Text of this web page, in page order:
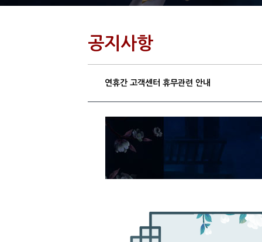
공지사항
연휴간 고객센터 휴무관련 안내